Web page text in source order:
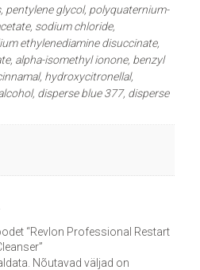
pentylene glycol, polyquaternium-
sodium chloride,
ethylenediamine disuccinate,
alpha-isomethyl ionone, benzyl
hydroxycitronellal,
disperse blue 377, disperse
“Revlon Professional Restart
Nõutavad väljad on